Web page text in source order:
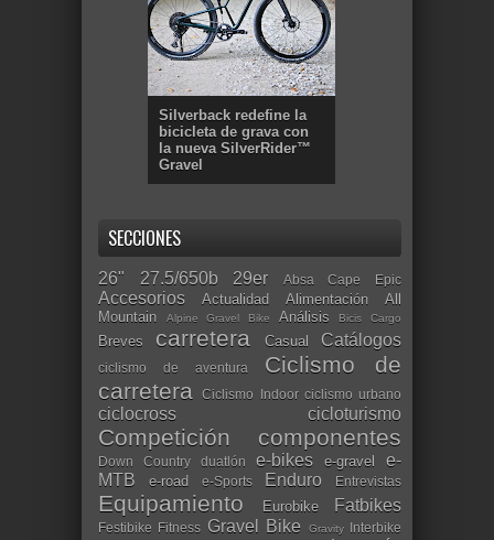
Silverback redefine la
bicicleta de grava con
la nueva SilverRider™
Gravel
SECCIONES
26" 27.5/650b 29er Absa Cape Epic
Accesorios Actualidad Alimentación
All
Mountain
Alpine Gravel Bike Análisis Bicis Cargo
Breves carretera Casual Catálogos
ciclismo de aventura
Ciclismo de
carretera
Ciclismo Indoor ciclismo urbano
ciclocross cicloturismo
Competición componentes
Down Country duatlón e-bikes e-gravel
e-
MTB
e-road e-Sports Enduro Entrevistas
Equipamiento Eurobike Fatbikes
Festibike Fitness Gravel Bike Gravity Interbike